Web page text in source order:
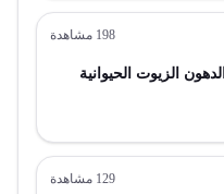
198 مشاهدة
الزيوت الحيوانية
129 مشاهدة